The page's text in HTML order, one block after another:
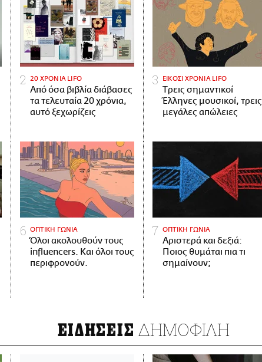
20 ΧΡΟΝΙΑ LIFO
Από όσα βιβλία διάβασες
τα τελευταία 20 χρόνια,
αυτό ξεχωρίζεις
ΕΙΚΟΣΙ ΧΡΟΝΙΑ LIFO
Tρεις σημαντικοί
Έλληνες μουσικοί, τρεις
μεγάλες απώλειες
ΟΠΤΙΚΗ ΓΩΝΙΑ
Όλοι ακολουθούν τους
influencers. Και όλοι τους
περιφρονούν.
ΟΠΤΙΚΗ ΓΩΝΙΑ
Αριστερά και δεξιά:
Ποιος θυμάται πια τι
σημαίνουν;
ΕΙΔΗΣΕΙΣ ΔΗΜΟΦΙΛΗ